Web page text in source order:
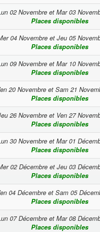
02 Novembreet Mar 03
Places disponibles
04 Novembreet Jeu 05
Places disponibles
09 Novembreet Mar 10
Places disponibles
20 Novembreet Sam 21
Places disponibles
26 Novembreet Ven 27
Places disponibles
30 Novembreet Mar 01
Places disponibles
02 Décembreet Jeu 03
Places disponibles
04 Décembreet Sam 05
Places disponibles
07 Décembreet Mar 08
Places disponibles